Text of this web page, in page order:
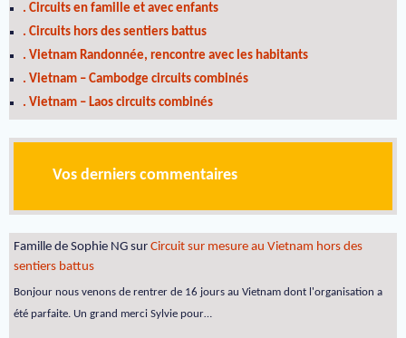
. Circuits en famille et avec enfants
. Circuits hors des sentiers battus
. Vietnam Randonnée, rencontre avec les habitants
. Vietnam – Cambodge circuits combinés
. Vietnam – Laos circuits combinés
Vos derniers commentaires
Famille de Sophie NG sur Circuit sur mesure au Vietnam hors des
sentiers battus
Bonjour nous venons de rentrer de 16 jours au Vietnam dont l'organisation a
été parfaite. Un grand merci Sylvie pour…